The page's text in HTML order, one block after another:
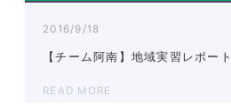
2016/9/18
【チーム阿南】地域実習レポー
READ MORE